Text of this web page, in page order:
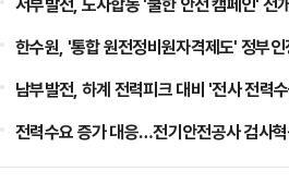
한수원, '통합 원전정비원자격제도' 정부
남부발전, 하계 전력피크 대비 '전사 전력
전력수요 증가 대응…전기안전공사 검사